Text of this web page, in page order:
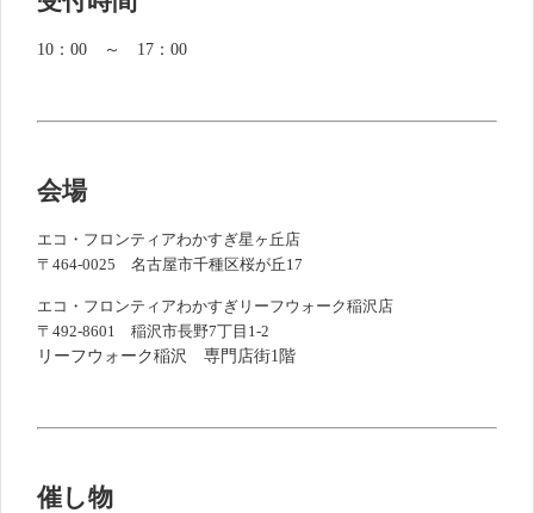
10：00 ～ 17：00
会場
エコ・フロンティアわかすぎ星ヶ丘店
〒464-0025 名古屋市千種区桜が丘17
エコ・フロンティアわかすぎリーフウォーク稲沢店
〒 492-8601 稲沢市長野7丁目1-2
リーフウォーク稲沢 専門店街1階
催し物